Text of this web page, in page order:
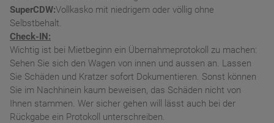
SuperCDW:Vollkasko mit niedrigem oder völlig ohne
Selbstbehalt.
Check-IN:
Wichtig ist bei Mietbeginn ein Übernahmeprotokoll zu machen:
Sehen Sie sich den Wagen von innen und aussen an. Lassen
Sie Schäden und Kratzer sofort Dokumentieren. Sonst können
Sie im Nachhinein kaum beweisen, das Schäden nicht von
Ihnen stammen. Wer sicher gehen will lässt auch bei der
Rückgabe ein Protokoll unterschreiben.